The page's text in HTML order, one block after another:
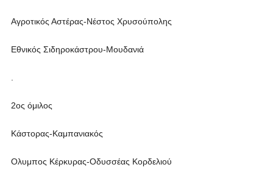
Αγροτικός Αστέρας-Νέστος Χρυσούπολης
Εθνικός Σιδηροκάστρου-Μουδανιά
2ος όμιλος
Κάστορας-Καμπανιακός
Ολυμπος Κέρκυρας-Οδυσσέας Κορδελιού